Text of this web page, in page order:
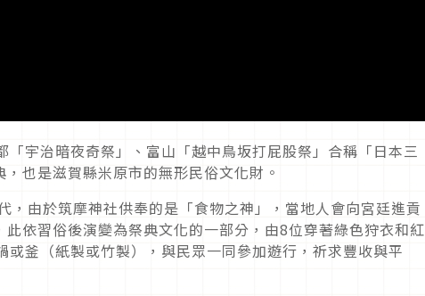
宇治暗夜奇祭」、富山「越中鳥坂打屁股祭」合稱「日本三
也是滋賀縣米原市的無形民俗文化財。
，由於筑摩神社供奉的是「食物之神」，當地人會向宮廷進貢
依習俗後演變為祭典文化的一部分，由8位穿著綠色狩衣和紅
釜（紙製或竹製），與民眾一同參加遊行，祈求豐收與平